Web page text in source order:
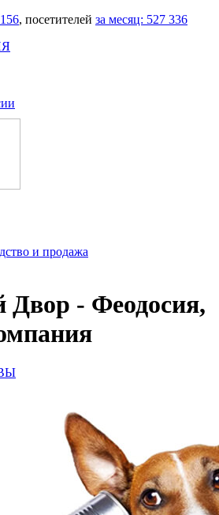
, посетителей за месяц: 527 336
и продажа
- Феодосия,